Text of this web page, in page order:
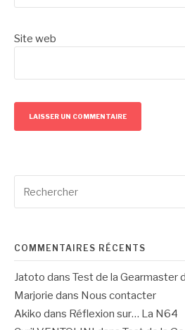
Site web
pour
COMMENTAIRES RÉCENTS
Jatoto dans Test de la Gearmaster
Marjorie dans Nous contacter
Akiko dans Réflexion sur… La N64